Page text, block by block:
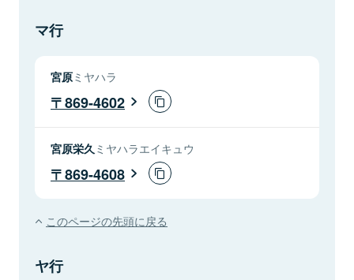
マ行
宮原ミヤハラ
869-4602
宮原栄久 ミヤハラエイキュウ
869-4608
このページの先頭に戻る
ヤ行